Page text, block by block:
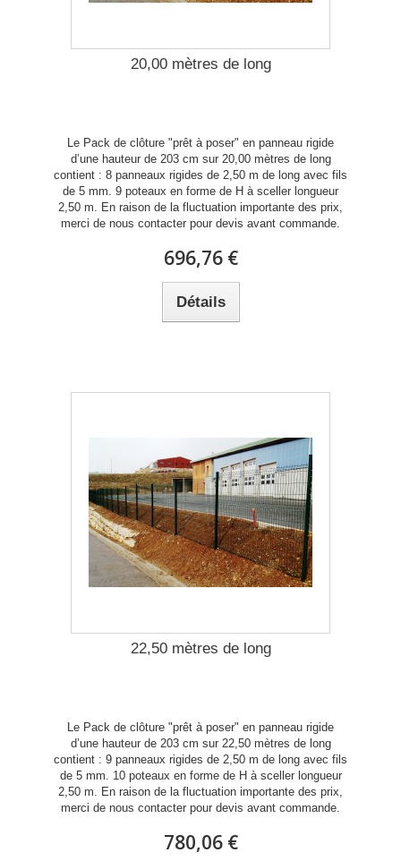
20,00 mètres de long
Le Pack de clôture "prêt à poser" en panneau rigide
d’une hauteur de 203 cm sur 20,00 mètres de long
contient : 8 panneaux rigides de 2,50 m de long avec fils
de 5 mm. 9 poteaux en forme de H à sceller longueur
2,50 m. En raison de la fluctuation importante des prix,
merci de nous contacter pour devis avant commande.
696,76 €
Détails
22,50 mètres de long
Le Pack de clôture "prêt à poser" en panneau rigide
d’une hauteur de 203 cm sur 22,50 mètres de long
contient : 9 panneaux rigides de 2,50 m de long avec fils
de 5 mm. 10 poteaux en forme de H à sceller longueur
2,50 m. En raison de la fluctuation importante des prix,
merci de nous contacter pour devis avant commande.
780,06 €